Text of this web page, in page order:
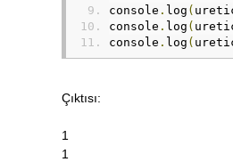
console . log (
console . log (
console . log (
Çıktısı:
1
1